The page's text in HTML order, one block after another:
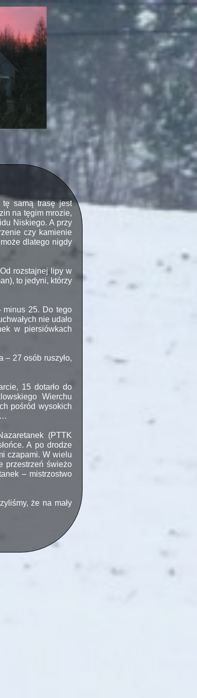
tę samą trasę jest
na tęgim mrozie,
Niskiego. A przy
czy kamienie
dlatego nigdy
rozstajnej lipy w
to jedyni, którzy
minus 25. Do tego
nie udało
w piersiówkach
– 27 osób ruszyło,
15 dotarło do
Wierchu
pośród wysokich
(PTTK
A po drodze
czapami. W wielu
przestrzeń świeżo
– mistrzostwo
że na mały